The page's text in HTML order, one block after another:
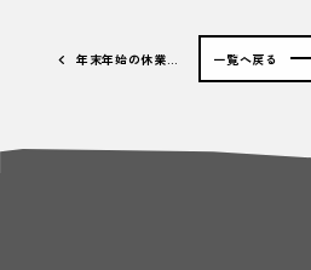
年末年始の休業… 一覧へ戻る